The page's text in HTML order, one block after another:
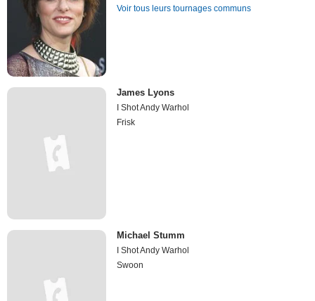
Voir tous leurs tournages communs
James Lyons
I Shot Andy Warhol
Frisk
Michael Stumm
I Shot Andy Warhol
Swoon